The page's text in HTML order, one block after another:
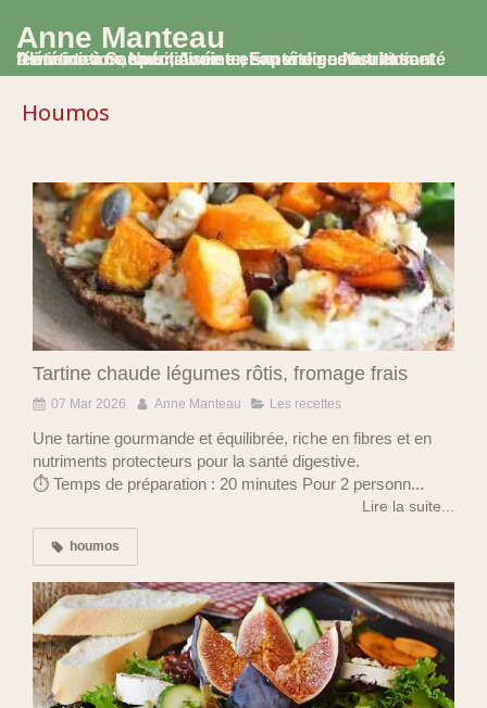
Anne Manteau
Diététicienne Nutritionniste, Experte en Nutrition et Alimentation, spécialisée en santé digestive et santé féminine à Saumur, Avoine et en visio consultation
Houmos
Tartine chaude légumes rôtis, fromage frais
07 Mar 2026 Anne Manteau Les recettes
Une tartine gourmande et équilibrée, riche en fibres et en
nutriments protecteurs pour la santé digestive.
⏱ Temps de préparation : 20 minutes Pour 2 personn...
Lire la suite...
houmos